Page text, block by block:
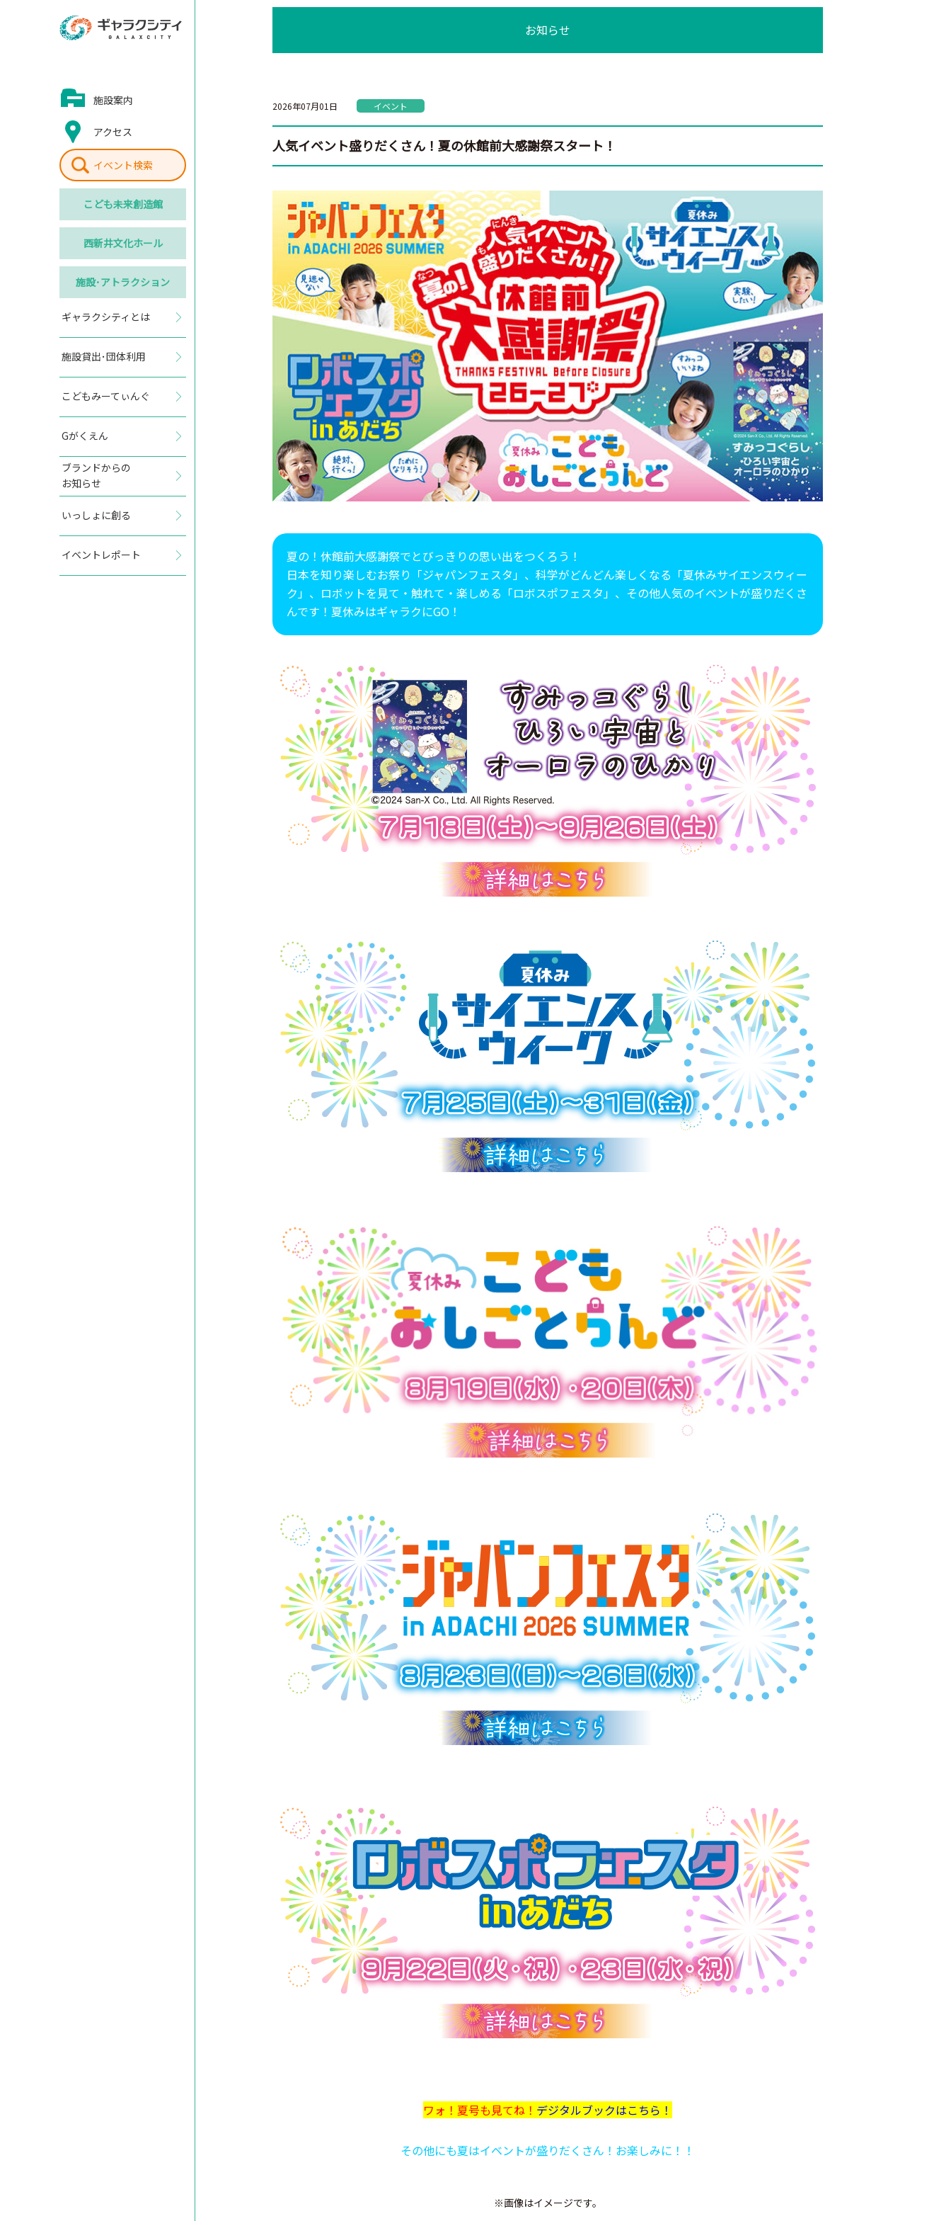
施設案内
アクセス
イベント検索
こども未来創造館
西新井文化ホール
施設･アトラクション
ギャラクシティとは
施設貸出･団体利用
こどもみーてぃんぐ
Gがくえん
ブランドからの
お知らせ
いっしょに創る
イベントレポート
お知らせ
2026年07月01日 イベント
人気イベント盛りだくさん！夏の休館前大感謝祭スタート！
夏の！休館前大感謝祭でとびっきりの思い出をつくろう！
日本を知り楽しむお祭り「ジャパンフェスタ」、科学がどんどん楽しくなる「夏休みサイエンスウィー
ク」、ロボットを見て・触れて・楽しめる「ロボスポフェスタ」、その他人気のイベントが盛りだくさ
んです！夏休みはギャラクにGO！
ワォ！夏号も見てね！ デジタルブックはこちら！
その他にも夏はイベントが盛りだくさん！お楽しみに！！
※画像はイメージです。